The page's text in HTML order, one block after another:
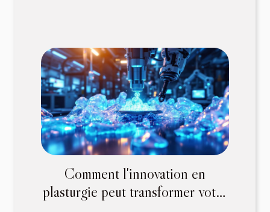
Comment l'innovation en
plasturgie peut transformer votre